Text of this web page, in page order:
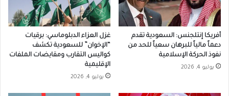
أفريكا إنتلجنس: السعودية تقدم
دعماً مالياً للبرهان سعياً للحد من
نفوذ الحركة الإسلامية
يوليو 4, 2026
غزل العزاء الدبلوماسي: برقيات
“الإخوان” للسعودية تكشف
كواليس التقارب ومقايضات الملفات
الإقليمية
يوليو 4, 2026